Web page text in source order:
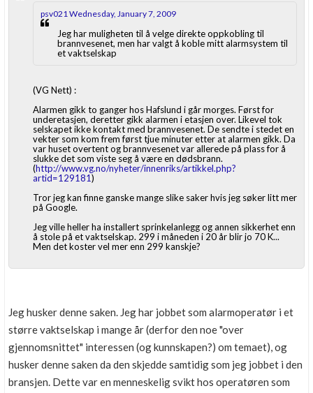
psv021 Wednesday, January 7, 2009
Jeg har muligheten til å velge direkte oppkobling til
brannvesenet, men har valgt å koble mitt alarmsystem til
et vaktselskap
(VG Nett) :
Alarmen gikk to ganger hos Hafslund i går morges. Først for
underetasjen, deretter gikk alarmen i etasjen over. Likevel tok
selskapet ikke kontakt med brannvesenet. De sendte i stedet en
vekter som kom frem først tjue minuter etter at alarmen gikk. Da
var huset overtent og brannvesenet var allerede på plass for å
slukke det som viste seg å være en dødsbrann.
(http://www.vg.no/nyheter/innenriks/artikkel.php?
artid=129181)
Tror jeg kan finne ganske mange slike saker hvis jeg søker litt mer
på Google.
Jeg ville heller ha installert sprinkelanlegg og annen sikkerhet enn
å stole på et vaktselskap. 299 i måneden i 20 år blir jo 70 K...
Men det koster vel mer enn 299 kanskje?
Jeg husker denne saken. Jeg har jobbet som alarmoperatør i et
større vaktselskap i mange år (derfor den noe "over
gjennomsnittet" interessen (og kunnskapen?) om temaet), og
husker denne saken da den skjedde samtidig som jeg jobbet i den
bransjen. Dette var en menneskelig svikt hos operatøren som